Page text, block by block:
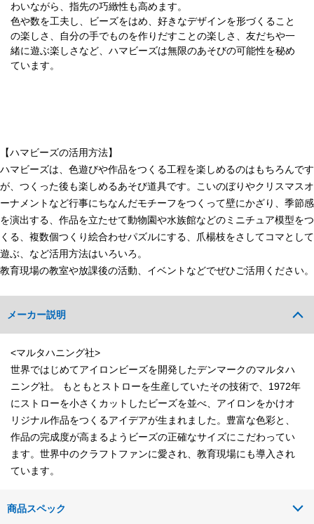
わいながら、指先の巧緻性も高めます。
色や数を工夫し、ビーズをはめ、好きなデザインを形づくること
の楽しさ、自分の手でものを作りだすことの楽しさ、友だちや一
緒に遊ぶ楽しさなど、ハマビーズは無限のあそびの可能性を秘め
ています。
【ハマビーズの活用方法】
ハマビーズは、色遊びや作品をつくる工程を楽しめるのはもちろんです
が、つくった後も楽しめるあそび道具です。こいのぼりやクリスマスオ
ーナメントなど行事にちなんだモチーフをつくって壁にかざり、季節感
を演出する、作品を立たせて動物園や水族館などのミニチュア模型をつ
くる、複数個つくり絵合わせパズルにする、爪楊枝をさしてコマとして
遊ぶ、など活用方法はいろいろ。
教育現場の教室や放課後の活動、イベントなどでぜひご活用ください。
メーカー説明
<マルタハニング社>
世界ではじめてアイロンビーズを開発したデンマークのマルタハ
ニング社。 もともとストローを生産していたその技術で、1972年
にストローを小さくカットしたビーズを並べ、アイロンをかけオ
リジナル作品をつくるアイデアが生まれました。豊富な色彩と、
作品の完成度が高まるようビーズの正確なサイズにこだわってい
ます。世界中のクラフトファンに愛され、教育現場にも導入され
ています。
商品スペック